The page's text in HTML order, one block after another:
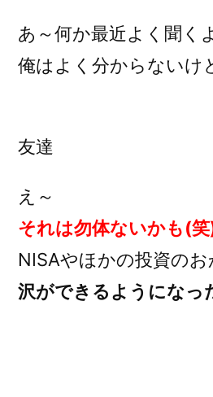
あ～何か最近よく聞く
俺はよく分からないけ
友達
え～
それは勿体ないかも(笑
NISAやほかの投資の
沢ができるようになっ